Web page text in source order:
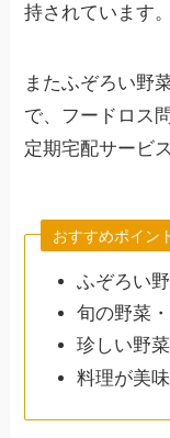
持されています。
またふぞろい野
で、フードロス
定期宅配サービ
おすすめポイン
ふぞろい
旬の野菜
珍しい野
料理が美